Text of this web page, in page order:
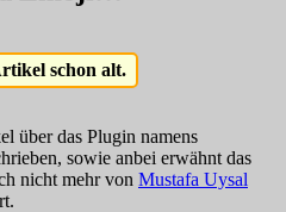
schon alt.
über das Plugin namens
sowie anbei erwähnt das
nicht mehr von Mustafa Uysal